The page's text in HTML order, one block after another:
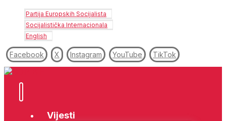
Partija Europskih Socijalista
Socijalistička Internacionala
English
Facebook X Instagram YouTube TikTok
Vijesti